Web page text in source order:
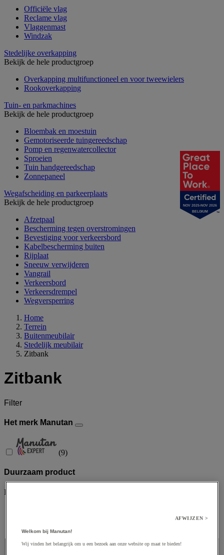
Officiële vlag
Reclame vlag
Vlaggenmast
Windzak
Stedelijke overkapping
Bekijk de hele productgroep
Overkapping multifunctioneel en voor tweewielers
Rookoverkapping
Tuin- en parkmachines
Bekijk de hele productgroep
Bloembak en moestuin
Gemotoriseerde tuingereedschap
Pomp en regenwatercollector
Sproeien
Tuin handgereedschap
Zonnepaneel
Wegafscheiding en parkeerplaats
Bekijk de hele productgroep
Afzetpaal
Bescherming tegen overstromingen
Bevestiging voor verkeersbord
Kabelbescherming buiten
Rijplaat
Sneeuw verwijderen
Vangrail
Verkeersbord
Verkeersdrempel
Wegversperring
Home
Terrein
Buitenmeubilair
Stedelijk meubilair
Zitbank
Zitbank
Filter
Het merk Manutan
(9)
Duurzaam product
Lees meer over onze duurzame aanpak
NOV 2025-NOV 2026
BELGIUM
AFWIJZEN >
Welkom bij Manutan!
Wij vinden het belangrijk om u een bezoek aan onze website op maat te bieden!